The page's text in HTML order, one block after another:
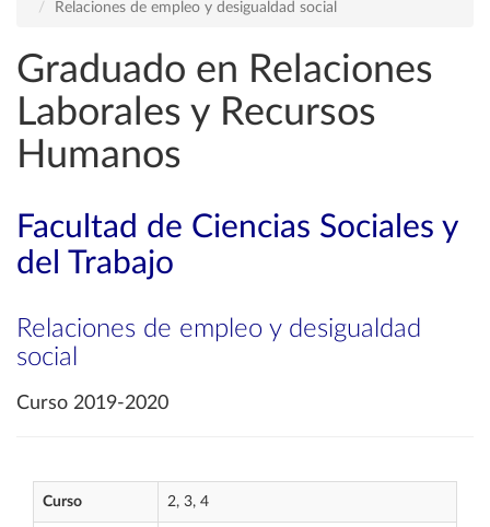
Relaciones de empleo y desigualdad social
Graduado en Relaciones
Laborales y Recursos
Humanos
Facultad de Ciencias Sociales y
del Trabajo
Relaciones de empleo y desigualdad
social
Curso 2019-2020
Curso 2, 3, 4